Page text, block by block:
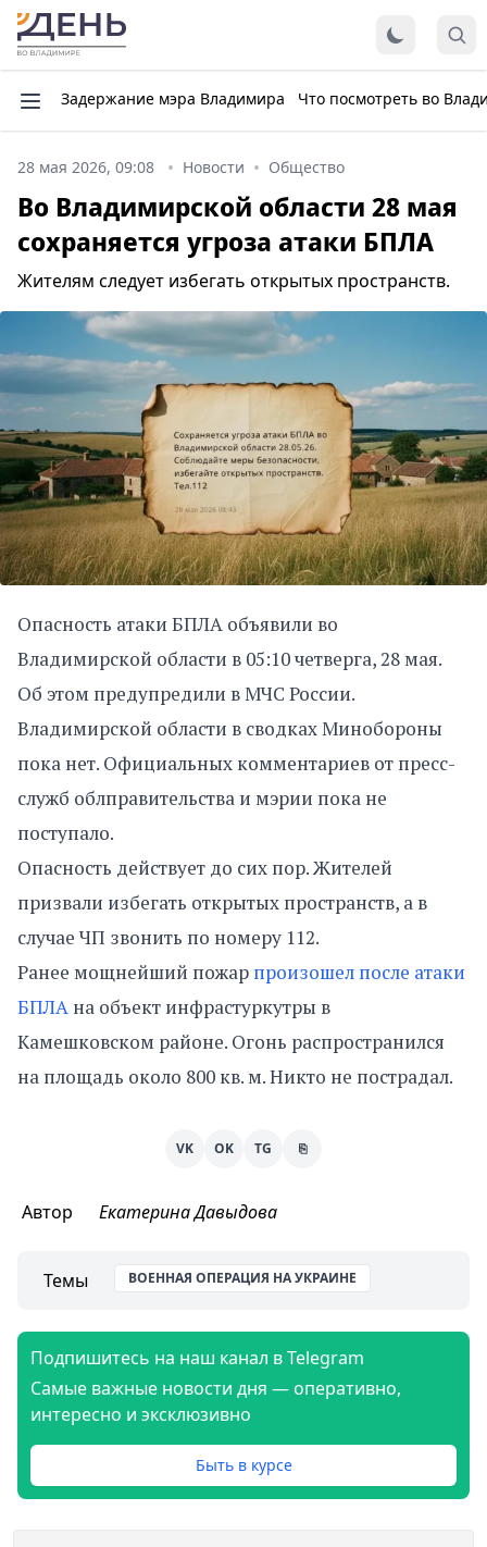
Задержание мэра Владимира Что посмотреть во
28 мая 2026, 09:08 Новости Общество
Во Владимирской области 28 мая
сохраняется угроза атаки БПЛА
Жителям следует избегать открытых пространств.
Опасность атаки БПЛА объявили во
Владимирской области в 05:10 четверга, 28 мая.
Об этом предупредили в МЧС России.
Владимирской области в сводках Минобороны
пока нет. Официальных комментариев от пресс-
служб облправительства и мэрии пока не
поступало.
Опасность действует до сих пор. Жителей
призвали избегать открытых пространств, а в
случае ЧП звонить по номеру 112.
Ранее мощнейший пожар произошел после атаки
БПЛА на объект инфрастуркутры в
Камешковском районе. Огонь распространился
на площадь около 800 кв. м. Никто не пострадал.
VK OK TG ⎘
Автор Екатерина Давыдова
Темы ВОЕННАЯ ОПЕРАЦИЯ НА УКРАИНЕ
Подпишитесь на наш канал в Telegram
Самые важные новости дня — оперативно,
интересно и эксклюзивно
Быть в курсе